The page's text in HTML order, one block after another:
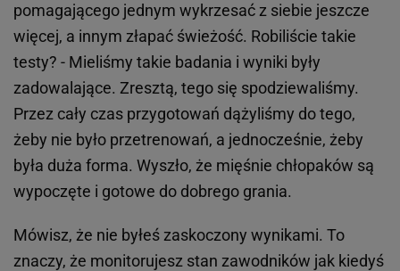
pomagającego jednym wykrzesać z siebie jeszcze
więcej, a innym złapać świeżość. Robiliście takie
testy? - Mieliśmy takie badania i wyniki były
zadowalające. Zresztą, tego się spodziewaliśmy.
Przez cały czas przygotowań dążyliśmy do tego,
żeby nie było przetrenowań, a jednocześnie, żeby
była duża forma. Wyszło, że mięśnie chłopaków są
wypoczęte i gotowe do dobrego grania.
Mówisz, że nie byłeś zaskoczony wynikami. To
znaczy, że monitorujesz stan zawodników jak kiedyś